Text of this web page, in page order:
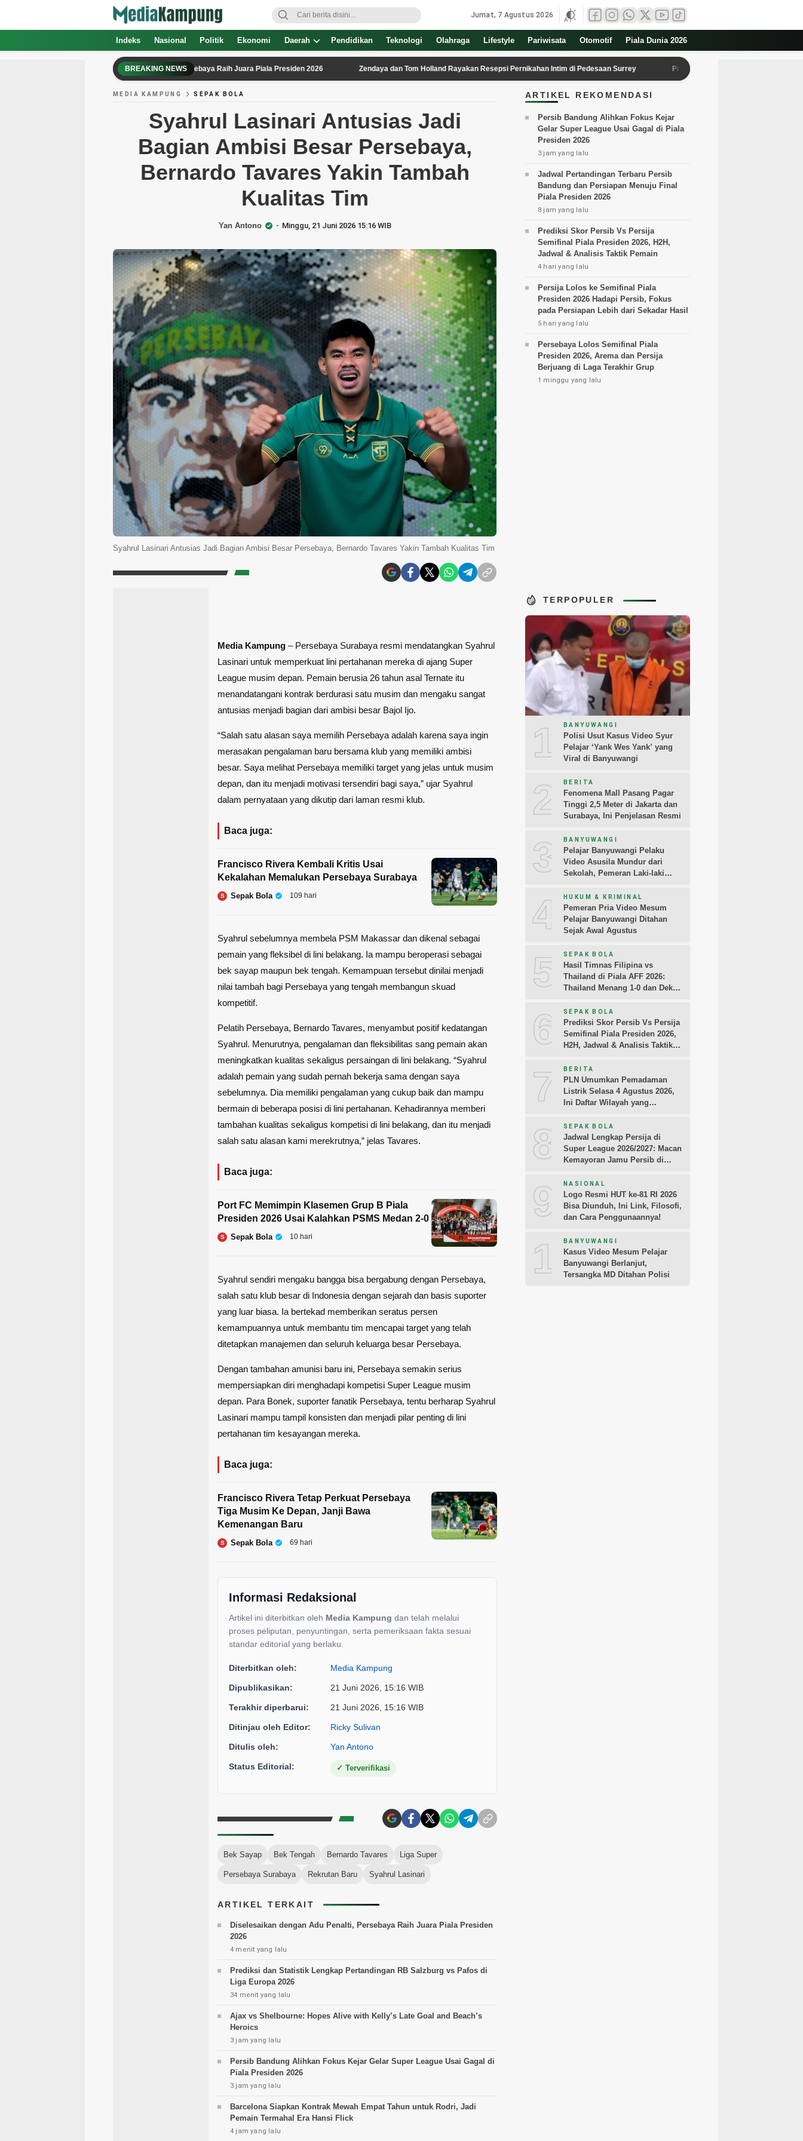
Jumat, 7 Agustus 2026
Indeks Nasional Politik Ekonomi Daerah Pendidikan Teknologi Olahraga Lifestyle Pariwisata Otomotif Piala Dunia 2026
BREAKING NEWS
Diselesaikan dengan Adu Penalti, Persebaya Raih Juara Piala Presiden 2026 Zendaya dan Tom Holland Rayakan Resepsi Pernikahan Intim di Pedesaan Surrey Prediksi dan Statistik Lengkap Pertandingan RB
MEDIA KAMPUNG SEPAK BOLA
Syahrul Lasinari Antusias Jadi
Bagian Ambisi Besar Persebaya,
Bernardo Tavares Yakin Tambah
Kualitas Tim
Yan Antono Minggu, 21 Juni 2026 15:16 WIB
Syahrul Lasinari Antusias Jadi Bagian Ambisi Besar Persebaya, Bernardo Tavares Yakin Tambah Kualitas Tim
Media Kampung – Persebaya Surabaya resmi mendatangkan Syahrul
Lasinari untuk memperkuat lini pertahanan mereka di ajang Super
League musim depan. Pemain berusia 26 tahun asal Ternate itu
menandatangani kontrak berdurasi satu musim dan mengaku sangat
antusias menjadi bagian dari ambisi besar Bajol Ijo.
“Salah satu alasan saya memilih Persebaya adalah karena saya ingin
merasakan pengalaman baru bersama klub yang memiliki ambisi
besar. Saya melihat Persebaya memiliki target yang jelas untuk musim
depan, dan itu menjadi motivasi tersendiri bagi saya,” ujar Syahrul
dalam pernyataan yang dikutip dari laman resmi klub.
Baca juga:
Francisco Rivera Kembali Kritis Usai
Kekalahan Memalukan Persebaya Surabaya
S Sepak Bola 109 hari
Syahrul sebelumnya membela PSM Makassar dan dikenal sebagai
pemain yang fleksibel di lini belakang. Ia mampu beroperasi sebagai
bek sayap maupun bek tengah. Kemampuan tersebut dinilai menjadi
nilai tambah bagi Persebaya yang tengah membangun skuad
kompetitif.
Pelatih Persebaya, Bernardo Tavares, menyambut positif kedatangan
Syahrul. Menurutnya, pengalaman dan fleksibilitas sang pemain akan
meningkatkan kualitas sekaligus persaingan di lini belakang. “Syahrul
adalah pemain yang sudah pernah bekerja sama dengan saya
sebelumnya. Dia memiliki pengalaman yang cukup baik dan mampu
bermain di beberapa posisi di lini pertahanan. Kehadirannya memberi
tambahan kualitas sekaligus kompetisi di lini belakang, dan itu menjadi
salah satu alasan kami merekrutnya,” jelas Tavares.
Baca juga:
Port FC Memimpin Klasemen Grup B Piala
Presiden 2026 Usai Kalahkan PSMS Medan 2-0
S Sepak Bola 10 hari
Syahrul sendiri mengaku bangga bisa bergabung dengan Persebaya,
salah satu klub besar di Indonesia dengan sejarah dan basis suporter
yang luar biasa. Ia bertekad memberikan seratus persen
kemampuannya untuk membantu tim mencapai target yang telah
ditetapkan manajemen dan seluruh keluarga besar Persebaya.
Dengan tambahan amunisi baru ini, Persebaya semakin serius
mempersiapkan diri menghadapi kompetisi Super League musim
depan. Para Bonek, suporter fanatik Persebaya, tentu berharap Syahrul
Lasinari mampu tampil konsisten dan menjadi pilar penting di lini
pertahanan tim kesayangan mereka.
Baca juga:
Francisco Rivera Tetap Perkuat Persebaya
Tiga Musim Ke Depan, Janji Bawa
Kemenangan Baru
S Sepak Bola 69 hari
Informasi Redaksional
Artikel ini diterbitkan oleh Media Kampung dan telah melalui
proses peliputan, penyuntingan, serta pemeriksaan fakta sesuai
standar editorial yang berlaku.
Diterbitkan oleh: Media Kampung
Dipublikasikan: 21 Juni 2026, 15:16 WIB
Terakhir diperbarui: 21 Juni 2026, 15:16 WIB
Ditinjau oleh Editor: Ricky Sulivan
Ditulis oleh: Yan Antono
Status Editorial: ✓ Terverifikasi
Bek Sayap Bek Tengah Bernardo Tavares Liga Super
Persebaya Surabaya Rekrutan Baru Syahrul Lasinari
ARTIKEL TERKAIT
Diselesaikan dengan Adu Penalti, Persebaya Raih Juara Piala Presiden
2026
4 menit yang lalu
Prediksi dan Statistik Lengkap Pertandingan RB Salzburg vs Pafos di
Liga Europa 2026
34 menit yang lalu
Ajax vs Shelbourne: Hopes Alive with Kelly’s Late Goal and Beach’s
Heroics
3 jam yang lalu
Persib Bandung Alihkan Fokus Kejar Gelar Super League Usai Gagal di
Piala Presiden 2026
3 jam yang lalu
Barcelona Siapkan Kontrak Mewah Empat Tahun untuk Rodri, Jadi
Pemain Termahal Era Hansi Flick
4 jam yang lalu
ARTIKEL REKOMENDASI
Persib Bandung Alihkan Fokus Kejar
Gelar Super League Usai Gagal di Piala
Presiden 2026
3 jam yang lalu
Jadwal Pertandingan Terbaru Persib
Bandung dan Persiapan Menuju Final
Piala Presiden 2026
8 jam yang lalu
Prediksi Skor Persib Vs Persija
Semifinal Piala Presiden 2026, H2H,
Jadwal & Analisis Taktik Pemain
4 hari yang lalu
Persija Lolos ke Semifinal Piala
Presiden 2026 Hadapi Persib, Fokus
pada Persiapan Lebih dari Sekadar Hasil
5 hari yang lalu
Persebaya Lolos Semifinal Piala
Presiden 2026, Arema dan Persija
Berjuang di Laga Terakhir Grup
1 minggu yang lalu
TERPOPULER
1 BANYUWANGI
Polisi Usut Kasus Video Syur
Pelajar ‘Yank Wes Yank’ yang
Viral di Banyuwangi
2 BERITA
Fenomena Mall Pasang Pagar
Tinggi 2,5 Meter di Jakarta dan
Surabaya, Ini Penjelasan Resmi
3 BANYUWANGI
Pelajar Banyuwangi Pelaku
Video Asusila Mundur dari
Sekolah, Pemeran Laki-laki
4 HUKUM & KRIMINAL
Pemeran Pria Video Mesum
Pelajar Banyuwangi Ditahan
Sejak Awal Agustus
5 SEPAK BOLA
Hasil Timnas Filipina vs
Thailand di Piala AFF 2026:
Thailand Menang 1-0 dan Dekati
6 SEPAK BOLA
Prediksi Skor Persib Vs Persija
Semifinal Piala Presiden 2026,
H2H, Jadwal & Analisis Taktik
7 BERITA
PLN Umumkan Pemadaman
Listrik Selasa 4 Agustus 2026,
Ini Daftar Wilayah yang
8 SEPAK BOLA
Jadwal Lengkap Persija di
Super League 2026/2027: Macan
Kemayoran Jamu Persib di
9 NASIONAL
Logo Resmi HUT ke-81 RI 2026
Bisa Diunduh, Ini Link, Filosofi,
dan Cara Penggunaannya!
10BANYUWANGI
Kasus Video Mesum Pelajar
Banyuwangi Berlanjut,
Tersangka MD Ditahan Polisi